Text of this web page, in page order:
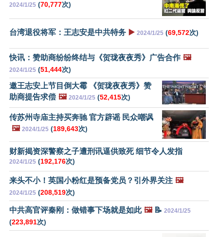
2024/1/25 (70,777次)
台湾退役将军：王志安是中共特务 ▶️ 2024/1/25 (69,572次)
快讯：赞助商纷纷终结与《贺珑夜夜秀》广告合作 🖼️
2024/1/25 (51,444次)
邀王志安上节目倒大霉 《贺珑夜夜秀》赞
助商提告求偿 🖼️ 2024/1/25 (52,415次)
传苏州寺庙主持买奔驰 官方辟谣 民众嘲讽
🖼️ 2024/1/25 (189,643次)
财新揭资深警察之子遭刑讯逼供致死 细节令人发指
2024/1/25 (192,176次)
来头不小！英国小粉红是预备党员？引外界关注 🖼️
2024/1/25 (208,519次)
中共高官评秦刚：做错事下场就是如此 🖼️📝 2024/1/25
(223,891次)